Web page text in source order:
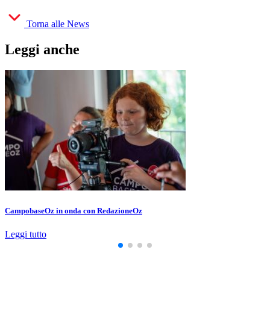
Torna alle News
Leggi anche
CampobaseOz in onda con RedazioneOz
Leggi tutto